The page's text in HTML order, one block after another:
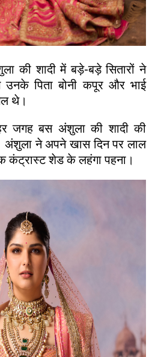
की शादी में बड़े-बड़े सितारों ने
उनके पिता बोनी कपूर और भाई
थे।
जगह बस अंशुला की शादी की
अंशुला ने अपने खास दिन पर लाल
कंट्रास्ट शेड के लहंगा पहना।